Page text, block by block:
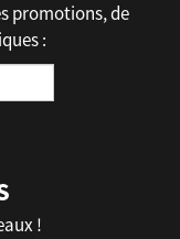
promotions, de
:
!